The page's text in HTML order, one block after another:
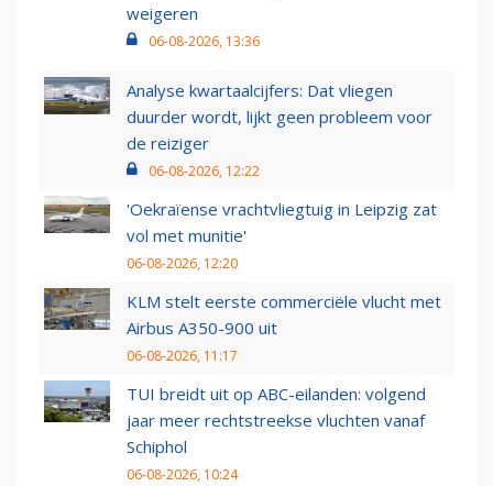
weigeren
06-08-2026, 13:36
Analyse kwartaalcijfers: Dat vliegen
duurder wordt, lijkt geen probleem voor
de reiziger
06-08-2026, 12:22
'Oekraïense vrachtvliegtuig in Leipzig zat
vol met munitie'
06-08-2026, 12:20
KLM stelt eerste commerciële vlucht met
Airbus A350-900 uit
06-08-2026, 11:17
TUI breidt uit op ABC-eilanden: volgend
jaar meer rechtstreekse vluchten vanaf
Schiphol
06-08-2026, 10:24